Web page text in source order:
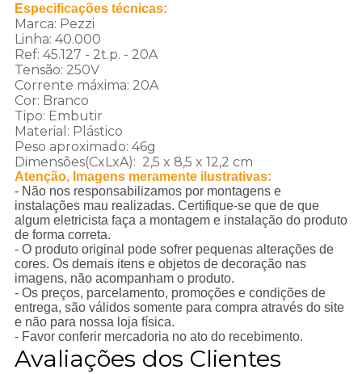
Especificações técnicas:
Marca: Pezzi
Linha: 40.000
Ref: 45.127 - 2t.p. - 20A
Tensão: 250V
Corrente máxima: 20A
Cor: Branco
Tipo: Embutir
Material: Plástico
Peso aproximado: 46g
Dimensões(CxLxA): 2,5 x 8,5 x 12,2 cm
Atenção, Imagens meramente ilustrativas:
- Não nos responsabilizamos por montagens e
instalações mau realizadas. Certifique-se que de que
algum eletricista faça a montagem e instalação do produto
de forma correta.
- O produto original pode sofrer pequenas alterações de
cores. Os demais itens e objetos de decoração nas
imagens, não acompanham o produto.
- Os preços, parcelamento, promoções e condições de
entrega, são válidos somente para compra através do site
e não para nossa loja física.
- Favor conferir mercadoria no ato do recebimento.
Avaliações dos Clientes